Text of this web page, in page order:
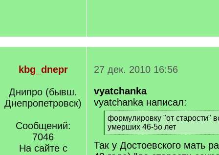
kbg_dnepr
Днипро (бывш.
Днепропетровск)
Сообщений:
7046
На сайте с
27 дек. 2010 16:56
vyatchanka
vyatchanka написал:
[
q
]
формулировку "от старости"
умерших 46-5о лет
[
/
q
Так у Достоевского мать